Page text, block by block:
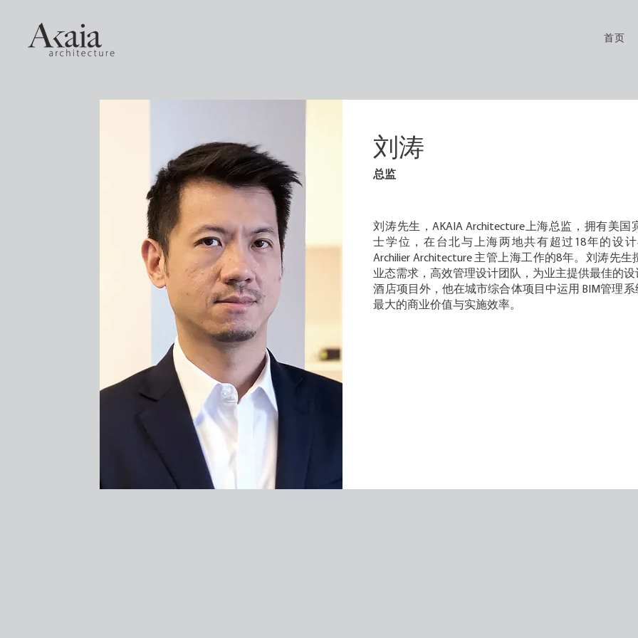
首页
刘涛
总监
刘涛先生，AKAIA Architecture上海总监，拥有美
士学位，在台北与上海两地共有超过18年的设
Archilier Architecture 主管上海工作的8年。刘涛先
业态需求，高效管理设计团队，为业主提供最佳的
酒店项目外，他在城市综合体项目中运用 BIM管理
最大的商业价值与实施效率。